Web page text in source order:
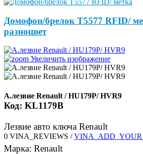
Домофон/брелок Т5577 RFID/
разноцвет
Увеличить изображение
А.лезвие Renault / HU179P/ HVR9
Код: KL1179B
Лезвие авто ключа Renault
0 VINA_REVIEWS /
Марка: Renault